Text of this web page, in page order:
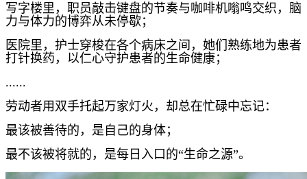
写字楼里，职员敲击键盘的节奏与咖啡机嗡鸣交织，脑
力与体力的博弈从未停歇；
医院里，护士穿梭在各个病床之间，她们熟练地为患者
打针换药，以仁心守护患者的生命健康；
......
劳动者用双手托起万家灯火，却总在忙碌中忘记：
最该被善待的，是自己的身体；
最不该被将就的，是每日入口的“生命之源”。